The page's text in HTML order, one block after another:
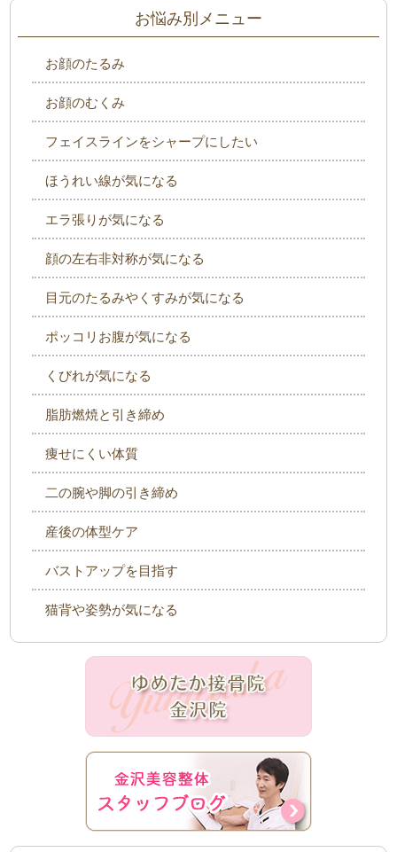
お悩み別メニュー
お顔のたるみ
お顔のむくみ
フェイスラインをシャープにしたい
ほうれい線が気になる
エラ張りが気になる
顔の左右非対称が気になる
目元のたるみやくすみが気になる
ポッコリお腹が気になる
くびれが気になる
脂肪燃焼と引き締め
痩せにくい体質
二の腕や脚の引き締め
産後の体型ケア
バストアップを目指す
猫背や姿勢が気になる